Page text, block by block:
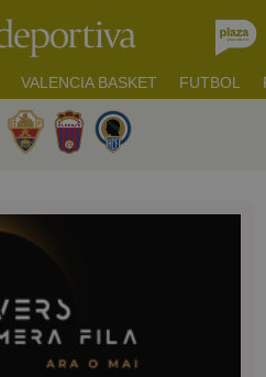
VALENCIA BASKET FUTBOL